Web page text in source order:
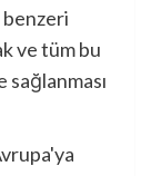
benzeri
ve tüm bu
sağlanması